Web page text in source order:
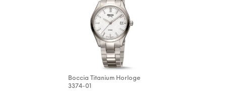
Boccia Titanium Horloge
3374-01